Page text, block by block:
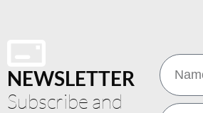
NEWSLETTER
Subscribe and